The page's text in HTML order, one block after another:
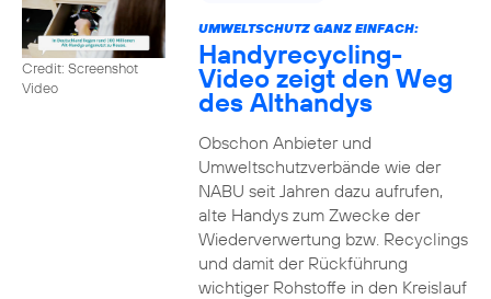
Credit: Screenshot
Video
UMWELTSCHUTZ GANZ EINFACH:
Handyrecycling-
Video zeigt den Weg
des Althandys
Obschon Anbieter und
Umweltschutzverbände wie der
NABU seit Jahren dazu aufrufen,
alte Handys zum Zwecke der
Wiederverwertung bzw. Recyclings
und damit der Rückführung
wichtiger Rohstoffe in den Kreislauf